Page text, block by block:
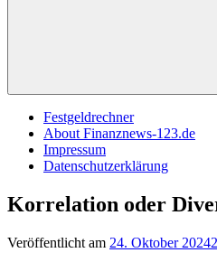
Festgeldrechner
About Finanznews-123.de
Impressum
Datenschutzerklärung
Korrelation oder
Veröffentlicht am 24. Oktober 2024